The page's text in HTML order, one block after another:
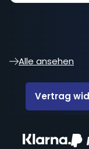
Alle ansehen
Vertrag